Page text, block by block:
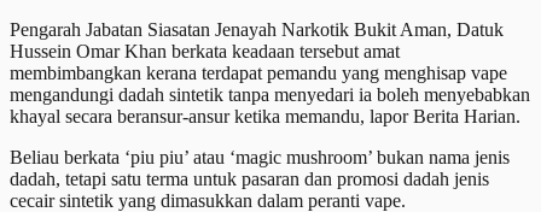
Pengarah Jabatan Siasatan Jenayah Narkotik Bukit Aman, Datuk
Hussein Omar Khan berkata keadaan tersebut amat
membimbangkan kerana terdapat pemandu yang menghisap vape
mengandungi dadah sintetik tanpa menyedari ia boleh menyebabkan
khayal secara beransur-ansur ketika memandu, lapor Berita Harian.
Beliau berkata ‘piu piu’ atau ‘magic mushroom’ bukan nama jenis
dadah, tetapi satu terma untuk pasaran dan promosi dadah jenis
cecair sintetik yang dimasukkan dalam peranti vape.